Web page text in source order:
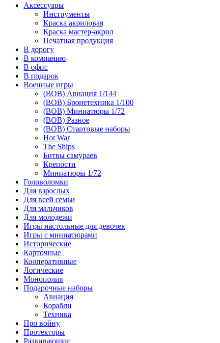
Аксессуары
Инструменты
Краска акриловая
Краска мастер-акрил
Печатная продукция
В дорогу
В компанию
В офис
В подарок
Военные игры
(ВОВ) Авиация 1/144
(ВОВ) Бронетехника 1/100
(ВОВ) Миниатюры 1/72
(ВОВ) Разное
(ВОВ) Стартовые наборы
Hot War
The Ships
Битвы самураев
Крепости
Миниатюры 1/72
Головоломки
Для взрослых
Для всей семьи
Для мальчиков
Для молодежи
Игры настольные для девочек
Игры с миниатюрами
Исторические
Карточные
Кооперативные
Логические
Монополия
Подарочные наборы
Авиация
Корабли
Техника
Про войну
Протекторы
Развивающие